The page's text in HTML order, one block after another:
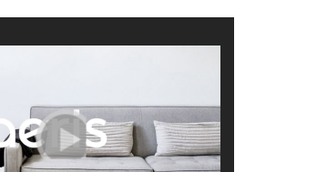
新家用净水产品，以及为美军提供